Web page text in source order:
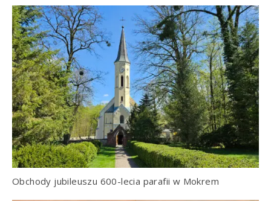
Obchody jubileuszu 600-lecia parafii w Mokrem